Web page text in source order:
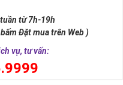
từ 7h-19h
Đặt mua trên Web )
vụ, tư vấn: